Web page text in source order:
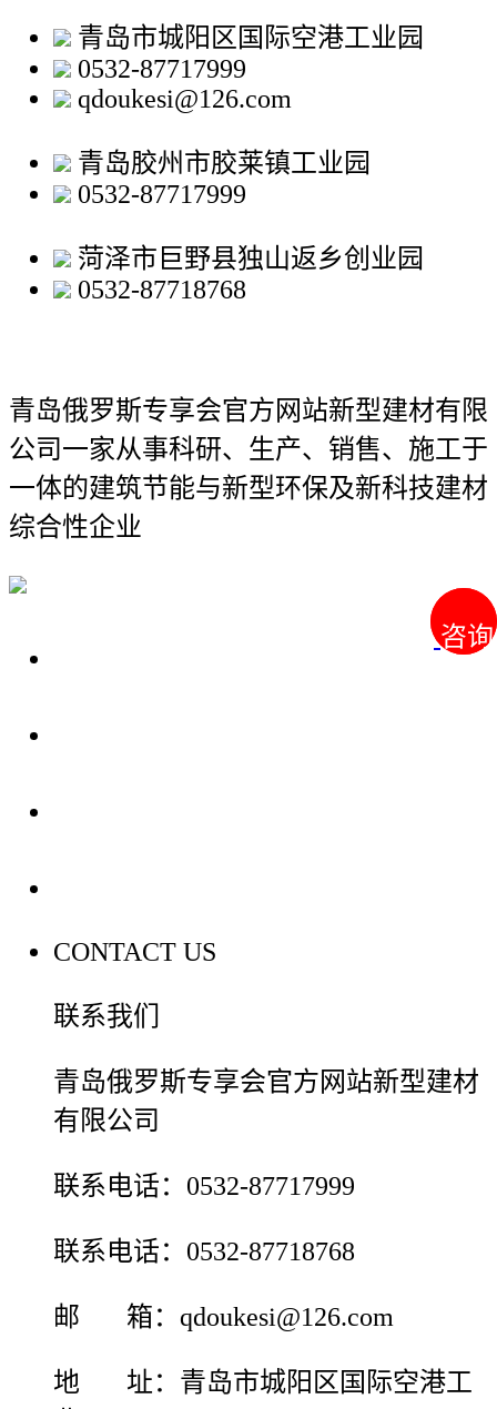
咨询
咨询
青岛市城阳区国际空港工业园
0532-87717999
qdoukesi@126.com
青岛胶州市胶莱镇工业园
0532-87717999
菏泽市巨野县独山返乡创业园
0532-87718768
青岛俄罗斯专享会官方网站新型建材有限
公司一家从事科研、生产、销售、施工于
一体的建筑节能与新型环保及新科技建材
综合性企业
CONTACT US
联系我们
青岛俄罗斯专享会官方网站新型建材
有限公司
联系电话：0532-87717999
联系电话：0532-87718768
邮 箱：qdoukesi@126.com
地 址：青岛市城阳区国际空港工